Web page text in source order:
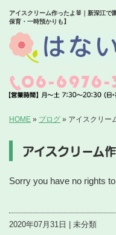
アイスクリーム作ったよ🐰｜新深江で
保育・一時預かりも】
HOME » ブログ » アイスクリー
アイスクリーム
Sorry you have no rights
2020年07月31日 | 未分類